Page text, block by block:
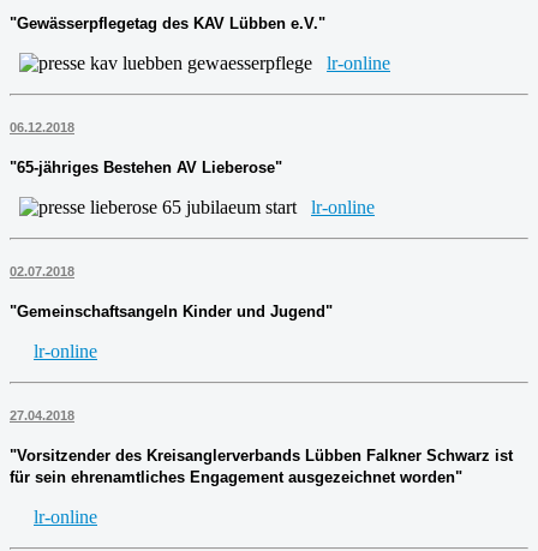
"Gewässerpflegetag des KAV Lübben e.V."
lr-online
06.12.2018
"65-jähriges Bestehen AV Lieberose"
lr-online
02.07.2018
"Gemeinschaftsangeln Kinder und Jugend"
lr-online
27.04.2018
"Vorsitzender des Kreisanglerverbands Lübben Falkner Schwarz ist
für sein ehrenamtliches Engagement ausgezeichnet worden"
lr-online